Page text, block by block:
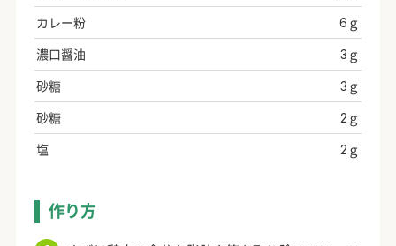
カレー粉 6ｇ
濃口醤油 3ｇ
砂糖 3ｇ
砂糖 2ｇ
塩 2ｇ
作り方